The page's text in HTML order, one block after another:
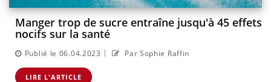
Manger trop de sucre entraîne jusqu'à 45 effets
nocifs sur la santé
Publié le 06.04.2023 | Par Sophie Raffin
LIRE L'ARTICLE